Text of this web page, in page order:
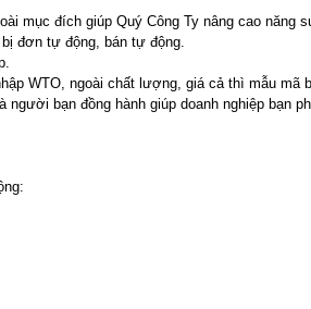
mục đích giúp Quý Công Ty nâng cao năng
đơn tự động, bán tự động.
WTO, ngoài chất lượng, giá cả thì mẫu mã
bạn đồng hành giúp doanh nghiệp bạn